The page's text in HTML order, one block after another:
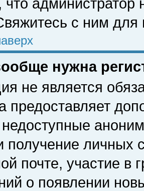
что
с ним для
нужна
не является
предоставляет
получение личных
почте, участие в
о появлении